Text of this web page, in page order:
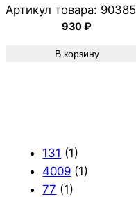
Артикул товара: 90385
930₽
В корзину
131 (1)
4009 (1)
77 (1)